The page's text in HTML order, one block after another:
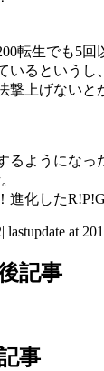
転生でも5回
いるという
撃上げないと
るようにな
進化した
lastupdate at
記事
事